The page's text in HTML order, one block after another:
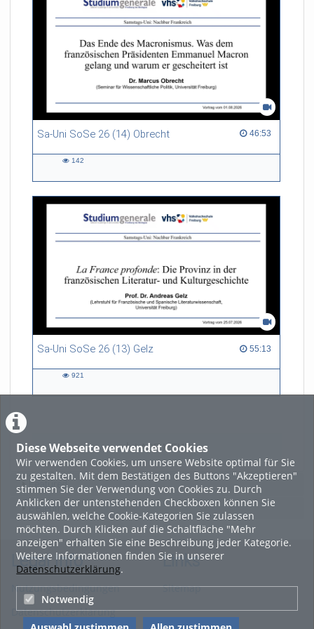
Diese Webseite verwendet Cookies
Wir verwenden Cookies, um unsere Website optimal für Sie
zu gestalten. Mit dem Bestätigen des Buttons "Akzeptieren"
stimmen Sie der Verwendung von Cookies zu. Durch
Anklicken der untenstehenden Checkboxen können Sie
auswählen, welche Cookie-Kategorien Sie zulassen
möchten. Durch Klicken auf die Schaltfläche "Mehr
anzeigen" erhalten Sie eine Beschreibung jeder Kategorie.
Weitere Informationen finden Sie in unserer
Datenschutzerklärung.
Notwendig
Sa-Uni SoSe 26 (14) Obrecht 46:53
46:53 duration
142
Sa-Uni SoSe 26 (13) Gelz 55:13
55:13 duration
921
LADE MEHR
Featured
Beliebtheit
Legal Info
Nutzungsbedingungen
Datenschutzerklärung
Links
Sitemap